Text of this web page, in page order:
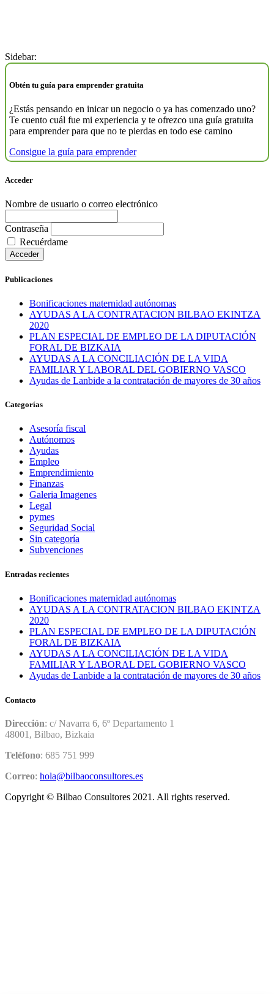
Sidebar:
Obtén tu guía para emprender gratuita
¿Estás pensando en inicar un negocio o ya has comenzado uno?
Te cuento cuál fue mi experiencia y te ofrezco una guía gratuita
para emprender para que no te pierdas en todo ese camino
Consigue la guía para emprender
Acceder
Nombre de usuario o correo electrónico
Contraseña
Recuérdame
Acceder
Publicaciones
Bonificaciones maternidad autónomas
AYUDAS A LA CONTRATACION BILBAO EKINTZA
2020
PLAN ESPECIAL DE EMPLEO DE LA DIPUTACIÓN
FORAL DE BIZKAIA
AYUDAS A LA CONCILIACIÓN DE LA VIDA
FAMILIAR Y LABORAL DEL GOBIERNO VASCO
Ayudas de Lanbide a la contratación de mayores de 30 años
Categorías
Asesoría fiscal
Autónomos
Ayudas
Empleo
Emprendimiento
Finanzas
Galeria Imagenes
Legal
pymes
Seguridad Social
Sin categoría
Subvenciones
Entradas recientes
Bonificaciones maternidad autónomas
AYUDAS A LA CONTRATACION BILBAO EKINTZA
2020
PLAN ESPECIAL DE EMPLEO DE LA DIPUTACIÓN
FORAL DE BIZKAIA
AYUDAS A LA CONCILIACIÓN DE LA VIDA
FAMILIAR Y LABORAL DEL GOBIERNO VASCO
Ayudas de Lanbide a la contratación de mayores de 30 años
Contacto
Dirección: c/ Navarra 6, 6º Departamento 1
48001, Bilbao, Bizkaia
Teléfono: 685 751 999
Correo: hola@bilbaoconsultores.es
Copyright © Bilbao Consultores 2021. All rights reserved.